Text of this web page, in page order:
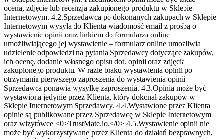
ocena, zdjęcie lub recenzja zakupionego produktu w Sklepie
Internetowym. 4.2.Sprzedawca po dokonanych zakupach w Sklepie
Internetowym wysyła do Klienta wiadomość email z prośbą o
wystawienie opinii oraz linkiem do formularza online
umożliwiającego jej wystawienie – formularz online umożliwia
udzielenie odpowiedzi na pytania Sprzedawcy dotyczące zakupów,
ich ocenę, dodanie własnego opisu dot. opinii oraz zdjęcia
zakupionego produktu. W razie braku wystawienia opinii po
otrzymaniu pierwszego zaproszenia do wystawienia opinii
Sprzedawca ponawia wysyłkę zaproszenia. 4.3.Opinia może być
wystawiona jedynie przez Klienta, który dokonał zakupów w
Sklepie Internetowym Sprzedawcy. 4.4.Wystawione przez Klienta
opinie są publikowane przez Sprzedawcę w Sklepie Internetowym
oraz wizytówce <0>TrustMate.io.</0> 4.5.Wystawienie opinii nie
może być wykorzystywane przez Klienta do działań bezprawnych,